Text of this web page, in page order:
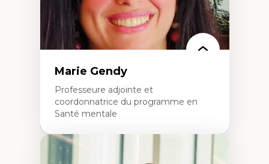
Marie Gendy
Professeure adjointe et
coordonnatrice du programme en
Santé mentale
Expertises